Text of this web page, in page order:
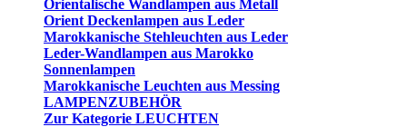
Orientalische Wandlampen aus Metall
Orient Deckenlampen aus Leder
Marokkanische Stehleuchten aus Leder
Leder-Wandlampen aus Marokko
Sonnenlampen
Marokkanische Leuchten aus Messing
LAMPENZUBEHÖR
Zur Kategorie LEUCHTEN